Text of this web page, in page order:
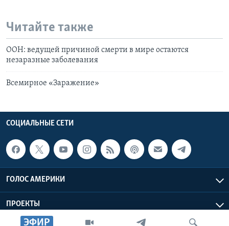
ЭФИР
Читайте также
ООН: ведущей причиной смерти в мире остаются
незаразные заболевания
Всемирное «Заражение»
СОЦИАЛЬНЫЕ СЕТИ
ГОЛОС АМЕРИКИ
ПРОЕКТЫ